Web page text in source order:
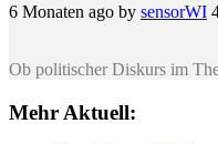
6 Monaten ago by sensorWI
Ob politischer Diskurs im
Mehr Aktuell: